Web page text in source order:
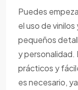
Puedes
el uso de
pequeños
y
prácticos y
es necesario,